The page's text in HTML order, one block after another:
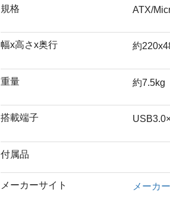
規格 ATX/
幅x高さx奥行 約
重量 約7.5kg
搭載端子
付属品
メーカーサイト メーカ